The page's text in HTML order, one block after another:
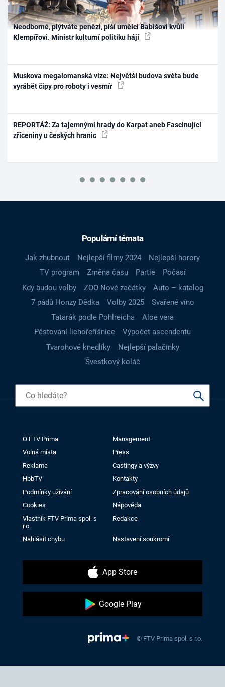
Neodborné, plýtváte penězi, píší umělci Babišovi kvůli
Klempířovi. Ministr kulturní politiku hájí
Muskova megalomanská vize: Největší budova světa bude
vyrábět čipy pro roboty i vesmír
REPORTÁŽ: Za tajemnými hrady do Karpat aneb Fascinující
zříceniny u českých hranic
Populární témata
Jak zhubnout Nejlepší filmy 2024
Nejlepší horory
TV program
Změna času Partie
Počasí
Kdy budou volby
ZOO Nové začátky
Auto – katalog
7 pádů Honzy Dědka
Volby 2025
Svařené víno
Tatarák podle Pohlreicha
Aloe vera
Pěstování lichořeřišnice
Výpočet ascendentu
Tvarohové knedlíky
Nejlepší palačinky
Švestkový koláč
O FTV Prima
Management
Volná místa
Press
Reklama
Castingy a výzvy
HbbTV
Kontakty
Podmínky užívání
Zpracování osobních údajů
Cookies
Nápověda
Vlastník FTV Prima spol. s
r.o.
Redakce
Nahlásit chybu Nastavení soukromí
App Store
Google Play
© FTV Prima spol. s r.o.